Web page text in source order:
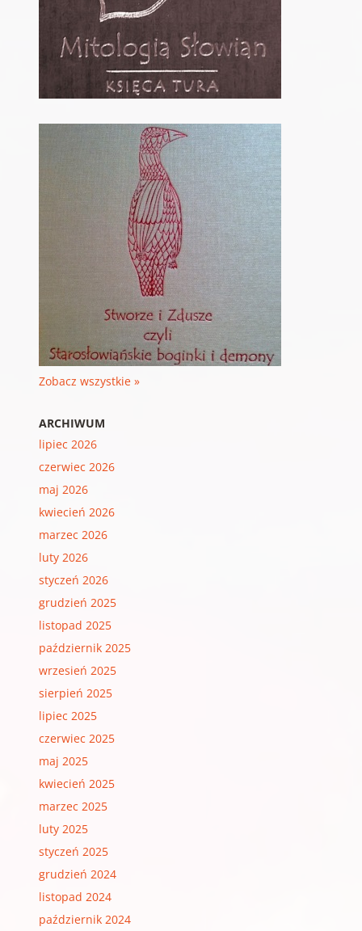
Zobacz wszystkie »
ARCHIWUM
lipiec 2026
czerwiec 2026
maj 2026
kwiecień 2026
marzec 2026
luty 2026
styczeń 2026
grudzień 2025
listopad 2025
październik 2025
wrzesień 2025
sierpień 2025
lipiec 2025
czerwiec 2025
maj 2025
kwiecień 2025
marzec 2025
luty 2025
styczeń 2025
grudzień 2024
listopad 2024
październik 2024